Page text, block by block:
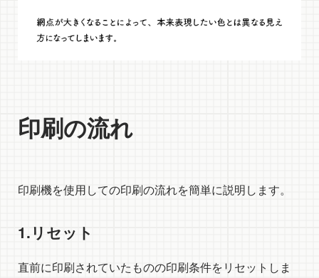
印刷の流れ
印刷機を使用しての印刷の流れを簡単に説明します。
1.リセット
直前に印刷されていたものの印刷条件をリセットしま